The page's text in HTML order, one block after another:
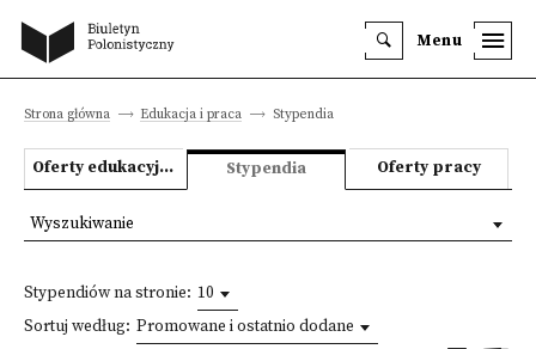
Menu
Strona główna Edukacja i praca Stypendia
Oferty edukacyjne Stypendia Oferty pracy
Stypendiów na stronie: 10
Sortuj według: Promowane i ostatnio dodane
Wyszukiwanie